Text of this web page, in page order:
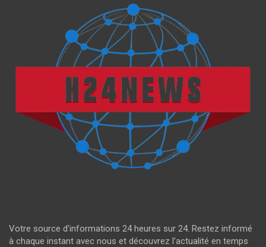
Votre source d'informations 24 heures sur 24. Restez informé
à chaque instant avec nous et découvrez l’actualité en temps